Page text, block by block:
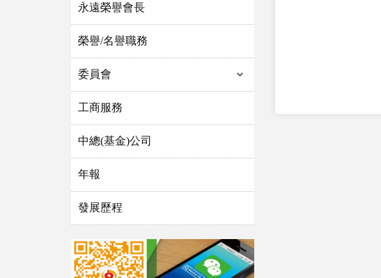
永遠榮譽會長
榮譽/名譽職務
委員會
工商服務
中總(基金)公司
年報
發展歷程